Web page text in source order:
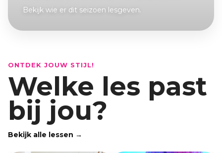
Bekijk wie er dit seizoen lesgeven.
ONTDEK JOUW STIJL!
Welke les past
bij jou?
Bekijk alle lessen →